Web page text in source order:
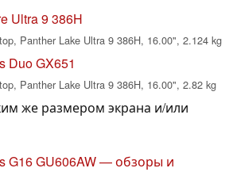
Ultra 9 386H
Panther Lake Ultra 9 386H, 16.00", 2.124 kg
Duo GX651
Panther Lake Ultra 9 386H, 16.00", 2.82 kg
же размером экрана и/или
G16 GU606AW — обзоры и